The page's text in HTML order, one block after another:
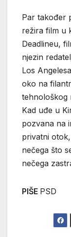
Par također
režira film u
Deadlineu,
njezin
Los
oko na
tehnološkog
Kad uđe u
pozvana na
privatni
nečega što
nečega
PIŠE PSD